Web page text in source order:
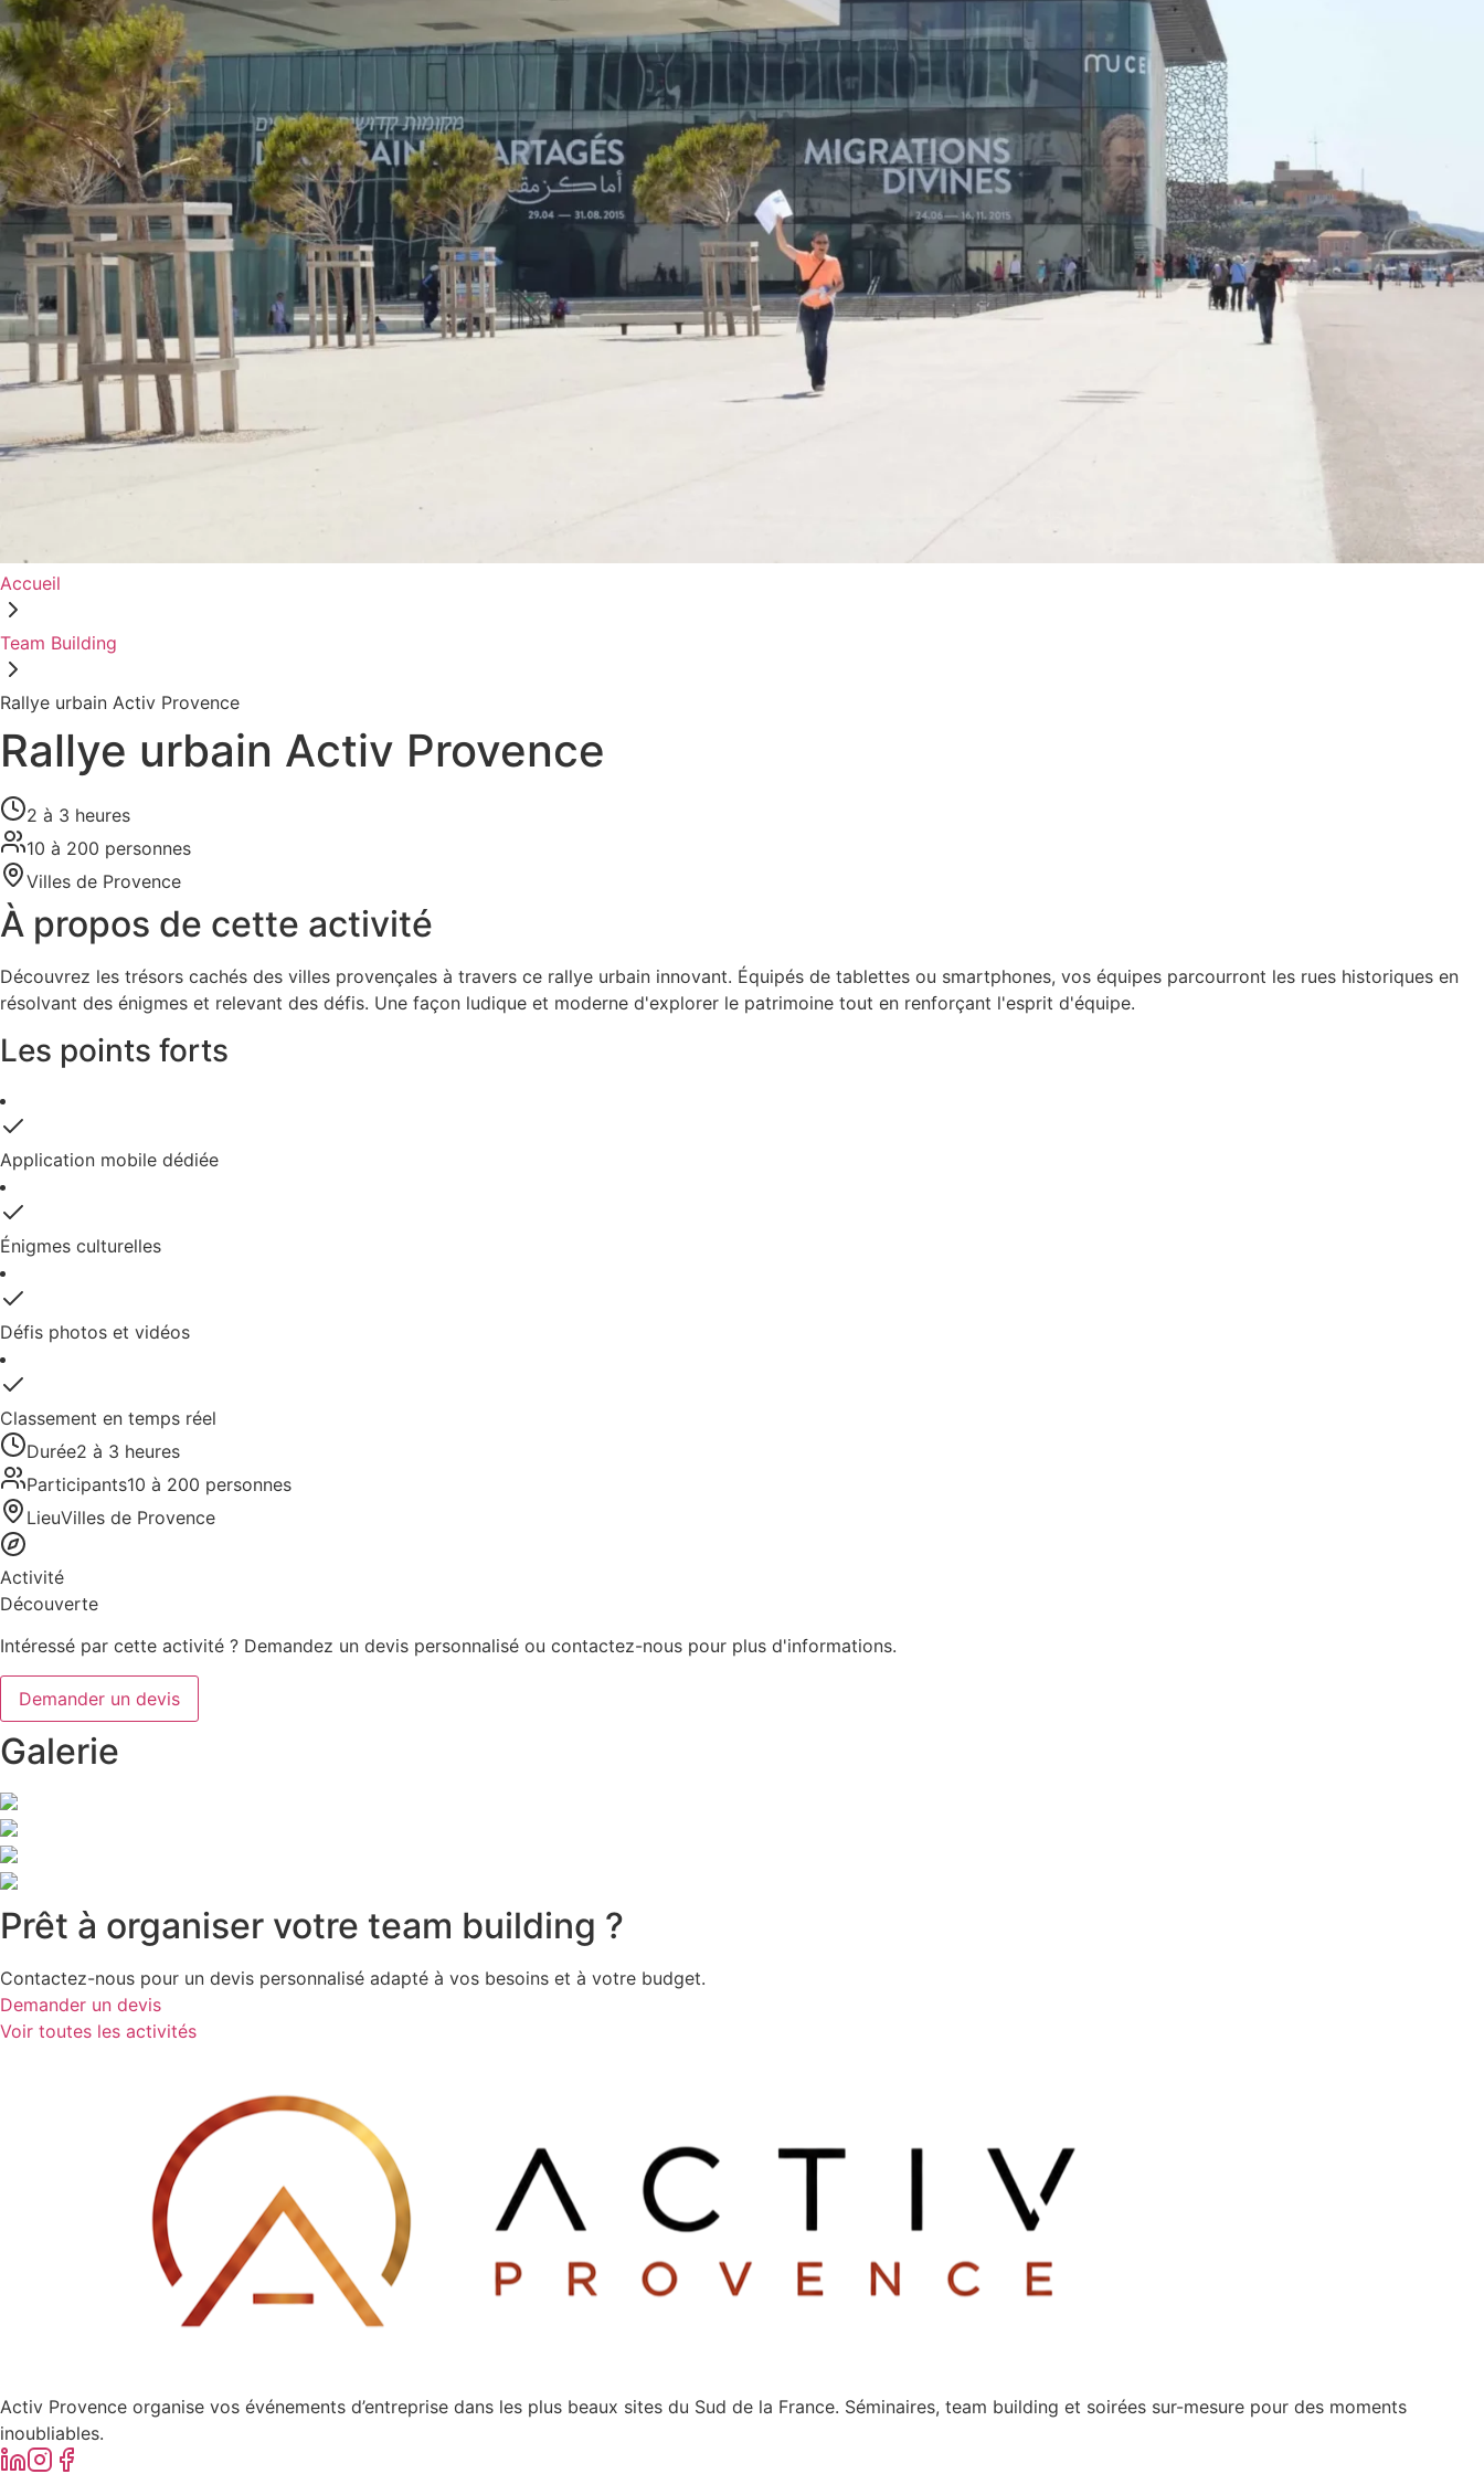
Accueil
Team Building
Rallye urbain Activ Provence
Rallye urbain Activ Provence
2 à 3 heures
10 à 200 personnes
Villes de Provence
À propos de cette activité
Découvrez les trésors cachés des villes provençales à travers ce rallye urbain innovant. Équipés de tablettes ou smartphones, vos équipes parcourront les rues historiques en
résolvant des énigmes et relevant des défis. Une façon ludique et moderne d'explorer le patrimoine tout en renforçant l'esprit d'équipe.
Les points forts
Application mobile dédiée
Énigmes culturelles
Défis photos et vidéos
Classement en temps réel
Durée2 à 3 heures
Participants10 à 200 personnes
LieuVilles de Provence
Activité
Découverte
Intéressé par cette activité ? Demandez un devis personnalisé ou contactez-nous pour plus d'informations.
Demander un devis
Galerie
Prêt à organiser votre team building ?
Contactez-nous pour un devis personnalisé adapté à vos besoins et à votre budget.
Demander un devis
Voir toutes les activités
Activ Provence organise vos événements d’entreprise dans les plus beaux sites du Sud de la France. Séminaires, team building et soirées sur-mesure pour des moments
inoubliables.